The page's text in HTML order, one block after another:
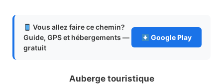
Vous allez faire ce chemin?
Guide, GPS et hébergements —
gratuit
Google Play
Auberge touristique